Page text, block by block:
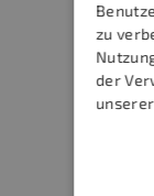
zu
der